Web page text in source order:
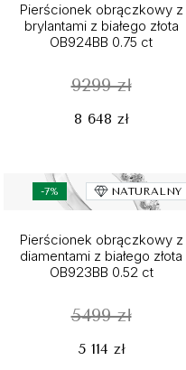
Pierścionek obrączkowy z
brylantami z białego złota
OB924BB 0.75 ct
9299 zł
8 648 zł
-7% NATURALNY
Pierścionek obrączkowy z
diamentami z białego złota
OB923BB 0.52 ct
5499 zł
5 114 zł